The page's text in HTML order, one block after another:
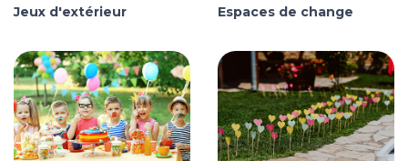
Jeux d'extérieur Espaces de change